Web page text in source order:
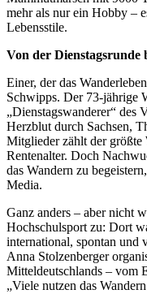
mehr als nur ein Hobby –
Lebensstile.
Von der Dienstagsrunde
Einer, der das
Schwipps. Der 73-jährige
„Dienstagswanderer“ des
Herzblut durch Sachsen,
Mitglieder zählt der größte
Rentenalter. Doch
das Wandern zu
Media.
Ganz anders – aber nicht
Hochschulsport zu: Dort
international, spontan und
Anna Stolzenberger
Mitteldeutschlands – vom
„Viele nutzen das